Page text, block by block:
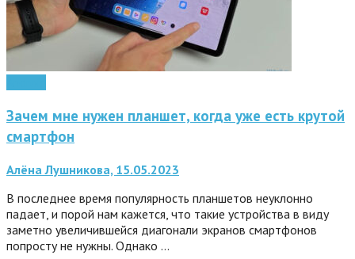
Зачем мне нужен планшет, когда уже есть крутой
смартфон
Алёна Лушникова, 15.05.2023
В последнее время популярность планшетов неуклонно
падает, и порой нам кажется, что такие устройства в виду
заметно увеличившейся диагонали экранов смартфонов
попросту не нужны. Однако …